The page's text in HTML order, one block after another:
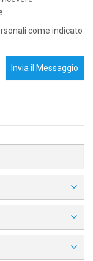
come indicato
Invia il Messaggio